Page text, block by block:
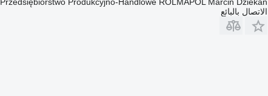
الاتصال بالبائع